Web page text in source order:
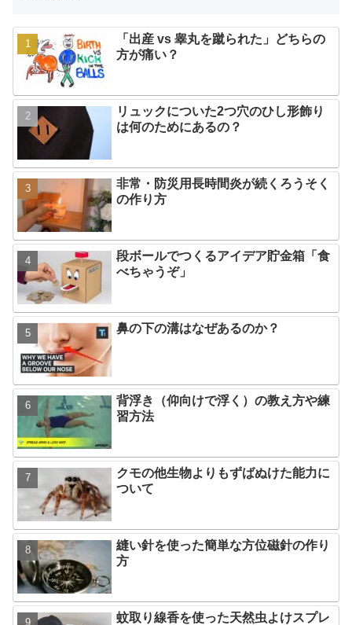
「出産 vs 睾丸を蹴られた」どちらの
方が痛い？
リュックについた2つ穴のひし形飾り
は何のためにあるの？
非常・防災用長時間炎が続くろうそく
の作り方
段ボールでつくるアイデア貯金箱「食
べちゃうぞ」
鼻の下の溝はなぜあるのか？
背浮き（仰向けで浮く）の教え方や練
習方法
クモの他生物よりもずばぬけた能力に
ついて
縫い針を使った簡単な方位磁針の作り
方
蚊取り線香を使った天然虫よけスプレ